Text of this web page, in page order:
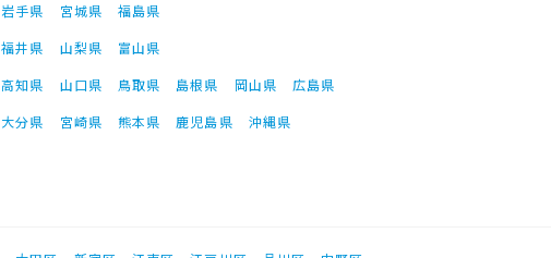
岩手県 宮城県
福島県
福井県 山梨県
富山県
高知県 山口県 鳥取県 島根県 岡山県
広島県
大分県 宮崎県 熊本県 鹿児島県 沖縄県